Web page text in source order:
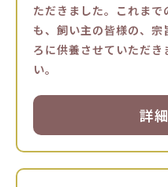
ただきました。これまで
も、飼い主の皆様の、
ろに供養させていただき
い。
詳